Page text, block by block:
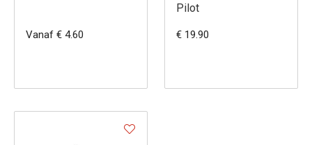
Vanaf € 4.60
Pilot
€ 19.90